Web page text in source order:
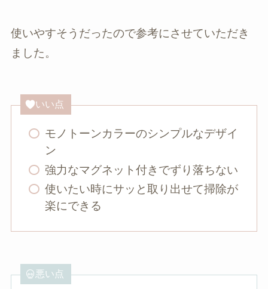
使いやすそうだったので参考にさせていただき
ました。
いい点
モノトーンカラーのシンプルなデザイ
ン
強力なマグネット付きでずり落ちない
使いたい時にサッと取り出せて掃除が
楽にできる
悪い点